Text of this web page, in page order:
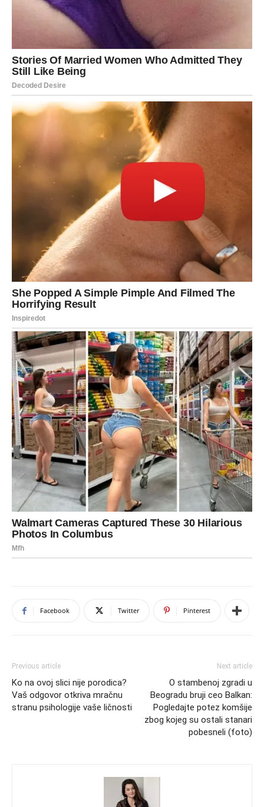
Facebook Twitter Pinterest
Previous article
Ko na ovoj slici nije porodica?
Vaš odgovor otkriva mračnu
stranu psihologije vaše ličnosti
Next article
O stambenoj zgradi u
Beogradu bruji ceo Balkan:
Pogledajte potez komšije
zbog kojeg su ostali stanari
pobesneli (foto)